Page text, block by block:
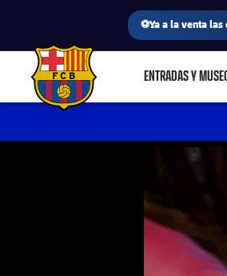
⚽Ya a la venta
FC Barcelona club badge ENTRADAS Y